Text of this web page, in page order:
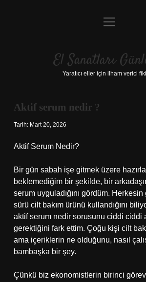
Anasayfa
Yasal Uyarı
menüyü
El Sanatları
Yaratıcı eller için ilham verici
Aktif serum nedir ?
Tarih: Mart 20, 2026
Aktif Serum Nedir?
Bir gün sabah işe gitmek üzere
beklemediğim bir şekilde, bir
serum uyguladığını gördüm.
sürü cilt bakım ürünü kullandığını
aktif serum nedir sorusunu ciddi ciddi
gerektiğini fark ettim. Çoğu kişi cilt
ama içeriklerin ne olduğunu, nasıl
bambaşka bir şey.
Çünkü biz ekonomistlerin birinci